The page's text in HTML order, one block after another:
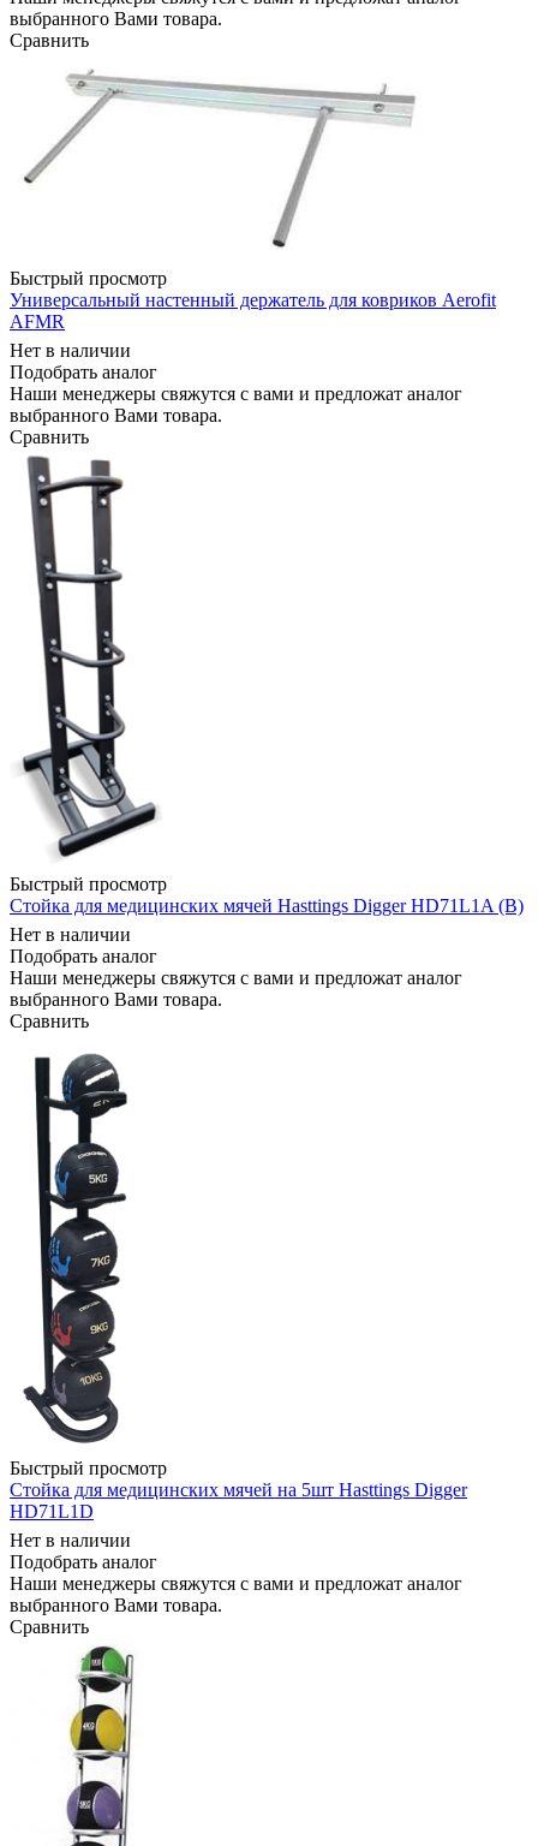
выбранного Вами товара.
Сравнить
Быстрый просмотр
Универсальный настенный держатель для ковриков Aerofit
AFMR
Нет в наличии
Подобрать аналог
Наши менеджеры свяжутся с вами и предложат аналог
выбранного Вами товара.
Сравнить
Быстрый просмотр
Стойка для медицинских мячей Hasttings Digger HD71L1A (B)
Нет в наличии
Подобрать аналог
Наши менеджеры свяжутся с вами и предложат аналог
выбранного Вами товара.
Сравнить
Быстрый просмотр
Стойка для медицинских мячей на 5шт Hasttings Digger
HD71L1D
Нет в наличии
Подобрать аналог
Наши менеджеры свяжутся с вами и предложат аналог
выбранного Вами товара.
Сравнить